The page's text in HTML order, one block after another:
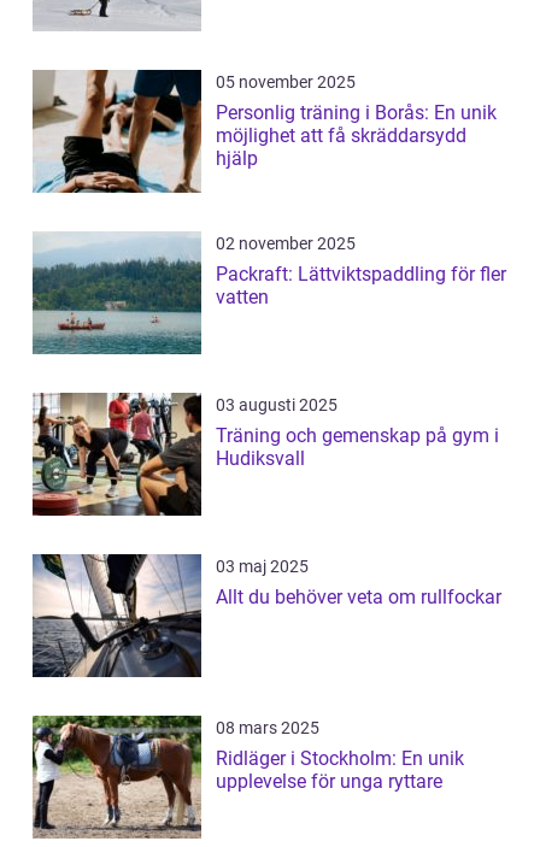
05 november 2025
Personlig träning i Borås: En unik
möjlighet att få skräddarsydd
hjälp
02 november 2025
Packraft: Lättviktspaddling för fler
vatten
03 augusti 2025
Träning och gemenskap på gym i
Hudiksvall
03 maj 2025
Allt du behöver veta om rullfockar
08 mars 2025
Ridläger i Stockholm: En unik
upplevelse för unga ryttare